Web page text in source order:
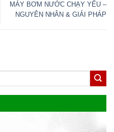
MÁY BƠM NƯỚC CHẠY YẾU –
NGUYÊN NHÂN & GIẢI PHÁP